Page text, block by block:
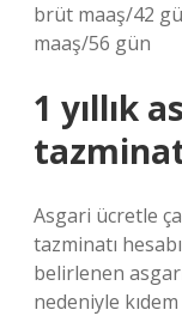
brüt maaş/42
maaş/56 gün
1 yıllık
Asgari ücretle
tazminatı
belirlenen
nedeniyle